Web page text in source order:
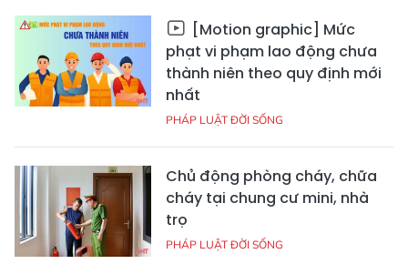
[Motion graphic] Mức
phạt vi phạm lao động chưa
thành niên theo quy định mới
nhất
PHÁP LUẬT ĐỜI SỐNG
Chủ động phòng cháy, chữa
cháy tại chung cư mini, nhà
trọ
PHÁP LUẬT ĐỜI SỐNG